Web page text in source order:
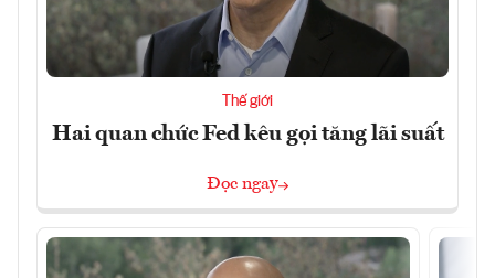
Thế giới
Hai quan chức Fed kêu gọi tăng lãi suất
Đọc ngay